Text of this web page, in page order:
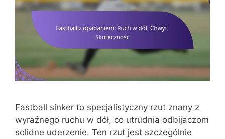
Fastball sinker to specjalistyczny rzut znany z
wyraźnego ruchu w dół, co utrudnia odbijaczom
solidne uderzenie. Ten rzut jest szczególnie